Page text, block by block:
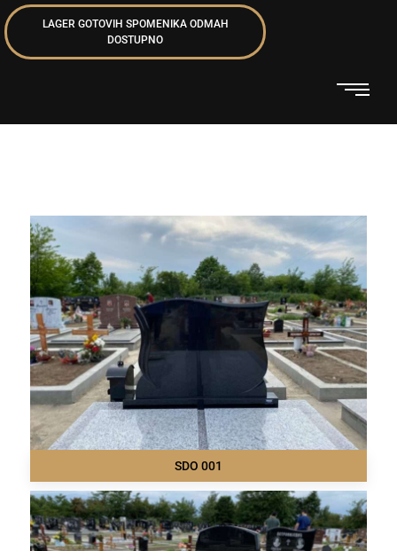
LAGER GOTOVIH SPOMENIKA ODMAH
DOSTUPNO
SDO 001